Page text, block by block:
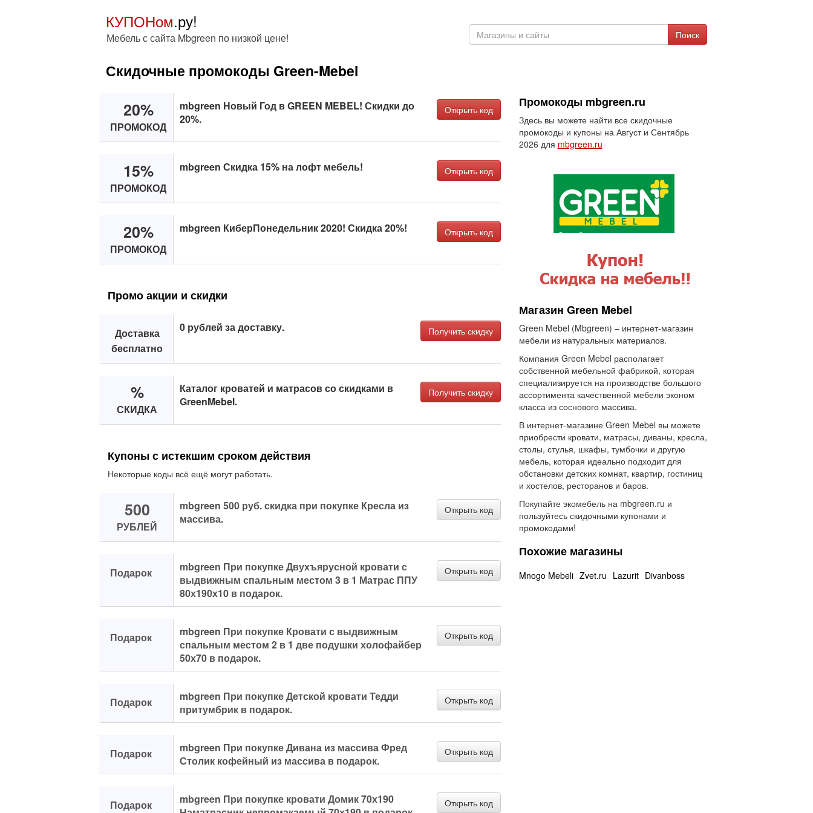
КУПОНом.ру!
Мебель с сайта Mbgreen по низкой цене! Поиск
Скидочные промокоды Green-Mebel
20%
ПРОМОКОД
mbgreen Новый Год в GREEN MEBEL! Скидки до
20%.
Открыть код
15%
ПРОМОКОД
mbgreen Скидка 15% на лофт мебель! Открыть код
20%
ПРОМОКОД
mbgreen КиберПонедельник 2020! Скидка 20%! Открыть код
Промо акции и скидки
Доставка
бесплатно
0 рублей за доставку. Получить скидку
%
СКИДКА
Каталог кроватей и матрасов со скидками в
GreenMebel.
Получить скидку
Купоны с истекшим сроком действия
Некоторые коды всё ещё могут работать.
500
РУБЛЕЙ
mbgreen 500 руб. скидка при покупке Кресла из
массива.
Открыть код
Подарок
mbgreen При покупке Двухъярусной кровати с
выдвижным спальным местом 3 в 1 Матрас ППУ
80х190х10 в подарок.
Открыть код
Подарок
mbgreen При покупке Кровати с выдвижным
спальным местом 2 в 1 две подушки холофайбер
50х70 в подарок.
Открыть код
Подарок
mbgreen При покупке Детской кровати Тедди
притумбрик в подарок.
Открыть код
Подарок
mbgreen При покупке Дивана из массива Фред
Столик кофейный из массива в подарок.
Открыть код
Подарок
mbgreen При покупке кровати Домик 70х190
Открыть код
Промокоды mbgreen.ru
Здесь вы можете найти все скидочные
промокоды и купоны на Август и Сентябрь
2026 для mbgreen.ru
Магазин Green Mebel
Green Mebel (Mbgreen) – интернет-магазин
мебели из натуральных материалов.
Компания Green Mebel располагает
собственной мебельной фабрикой, которая
специализируется на производстве большого
ассортимента качественной мебели эконом
класса из соснового массива.
В интернет-магазине Green Mebel вы можете
приобрести кровати, матрасы, диваны, кресла,
столы, стулья, шкафы, тумбочки и другую
мебель, которая идеально подходит для
обстановки детских комнат, квартир, гостиниц
и хостелов, ресторанов и баров.
Покупайте экомебель на mbgreen.ru и
пользуйтесь скидочными купонами и
промокодами!
Похожие магазины
Mnogo Mebeli Zvet.ru Lazurit Divanboss